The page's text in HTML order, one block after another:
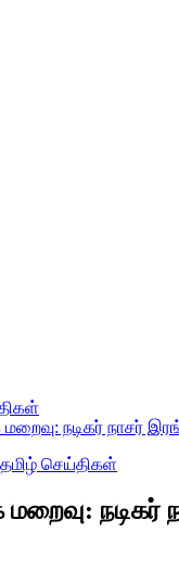
மறைவு: நடிகர் நாசர்
தமிழ் செய்திகள்
மறைவு: